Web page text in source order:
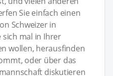
Sie einfach einen
Schweizer in
sich mal in Ihrer
wollen, herausfinden
oder über das
diskutieren